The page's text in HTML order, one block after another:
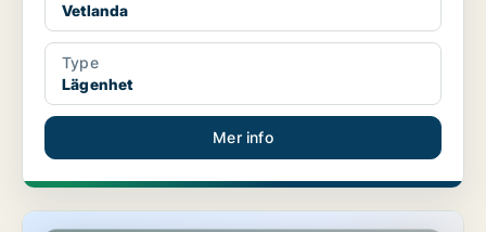
Vetlanda
Type
Lägenhet
Mer info
Lägenhet i Vetlanda